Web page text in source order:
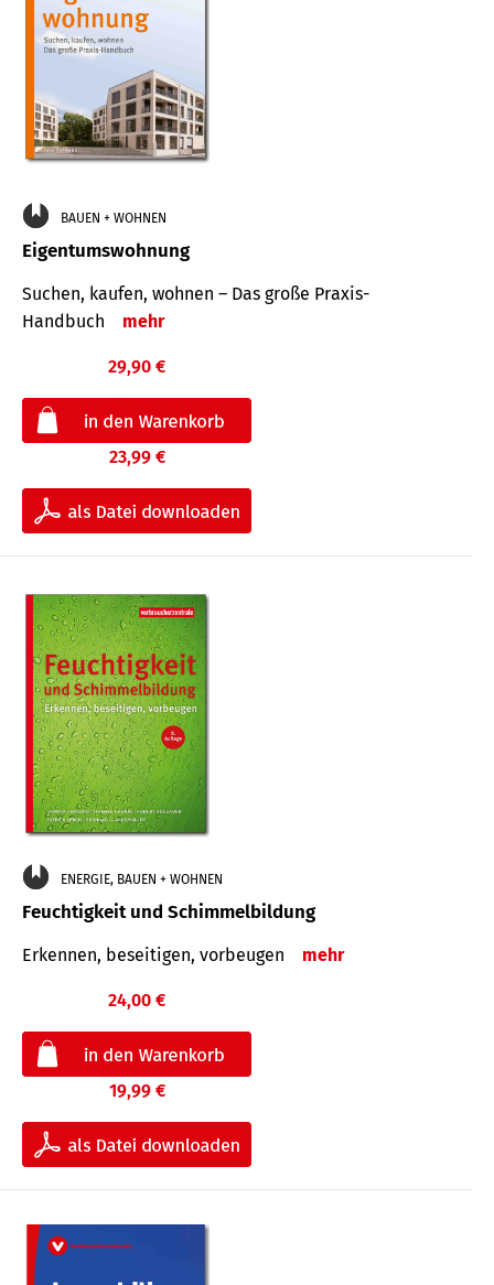
BAUEN + WOHNEN
Eigentumswohnung
Suchen, kaufen, wohnen – Das große Praxis-
Handbuch
mehr
29,90 €
23,99 €
ENERGIE, BAUEN + WOHNEN
Feuchtigkeit und Schimmelbildung
Erkennen, beseitigen, vorbeugen mehr
24,00 €
19,99 €